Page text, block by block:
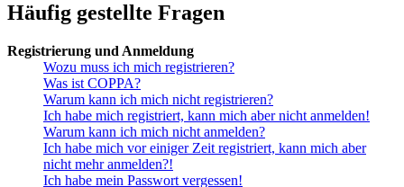
Häufig gestellte Fragen
Registrierung und Anmeldung
Wozu muss ich mich registrieren?
Was ist COPPA?
Warum kann ich mich nicht registrieren?
Ich habe mich registriert, kann mich aber nicht anmelden!
Warum kann ich mich nicht anmelden?
Ich habe mich vor einiger Zeit registriert, kann mich aber
nicht mehr anmelden?!
Ich habe mein Passwort vergessen!